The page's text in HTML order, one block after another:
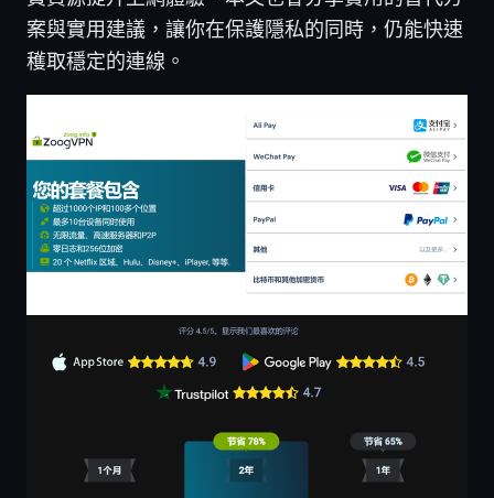
案與實用建議，讓你在保護隱私的同時，仍能快速
穫取穩定的連線。